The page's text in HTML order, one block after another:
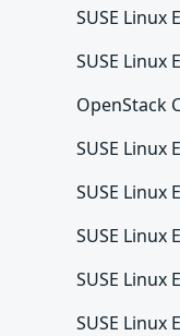
SUSE Linux
SUSE
OpenStack
SUSE Linux
SUSE
SUSE Linux
SUSE Linux
SUSE Linux